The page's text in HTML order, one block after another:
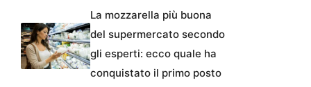
La mozzarella più buona
del supermercato secondo
gli esperti: ecco quale ha
conquistato il primo posto